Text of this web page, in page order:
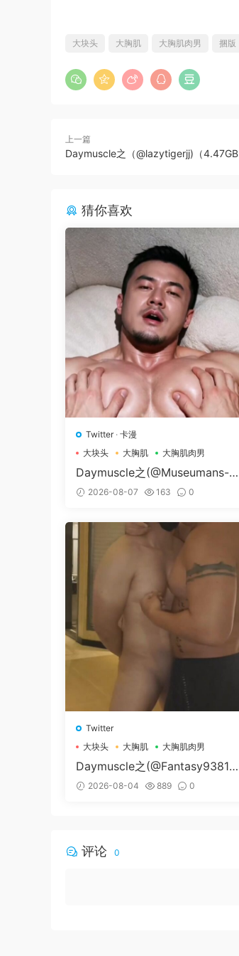
大块头 大胸肌 大胸肌肉男 捆版
上一篇
Daymuscle之（@lazytigerjj)（4.47GB
猜你喜欢
Twitter· 卡漫
大块头
大胸肌 大胸肌肉男
Daymuscle之(@Museumans-@
Museuman）
2026-08-07 163 0
Twitter
大块头
大胸肌 大胸肌肉男
Daymuscle之(@Fantasy938155
79-@孔控Kong）
2026-08-04 889 0
评论 0